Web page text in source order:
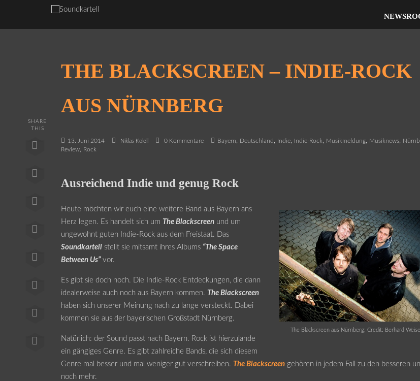
THE BLACKSCREEN – INDIE-ROCK
AUS NÜRNBERG
13. Juni 2014 Niklas Kolell 0 Kommentare Bayern, Deutschland , Indie, Indie-Rock, Musikmeldung, Musiknews,
Review, Rock
SHARE
THIS
Ausreichend Indie und genug Rock
The Blackscreen aus Nürnberg; Credit: Berhard Weise
Heute möchten wir euch eine weitere Band aus Bayern ans
Herz legen. Es handelt sich um The Blackscreen und um
ungewohnt guten Indie-Rock aus dem Freistaat. Das
Soundkartell stellt sie mitsamt ihres Albums “The Space
Between Us”vor.
Es gibt sie doch noch. Die Indie-Rock Entdeckungen, die dann
idealerweise auch noch aus Bayern kommen. The Blackscreen
haben sich unserer Meinung nach zu lange versteckt. Dabei
kommen sie aus der bayerischen Großstadt Nürnberg.
Natürlich: der Sound passt nach Bayern. Rock ist hierzulande
ein gängiges Genre. Es gibt zahlreiche Bands, die sich diesem
Genre mal besser und mal weniger gut verschreiben. The Blackscreen gehören in jedem Fall zu den besseren
noch mehr.